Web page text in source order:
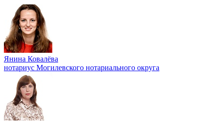
Янина Ковалёва
нотариус Могилевского нотариального округа